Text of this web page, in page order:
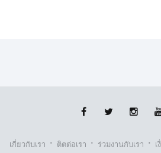
เกี่ยวกับเรา · ติตต่อเรา · ร่วมงานกับเรา ·